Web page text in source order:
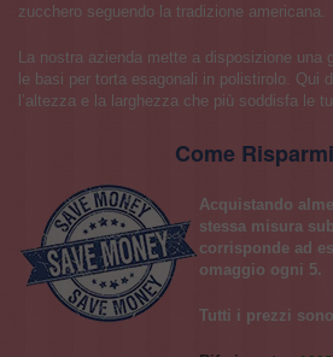
zucchero seguendo la tradizione americana.
La nostra azienda mette a disposizione una
le basi per torta esagonali in polistirolo. Qui
l’altezza e la larghezza che più soddisfa le
Come
Acquistando
stessa misura
corrisponde ad
omaggio ogni 5.
Tutti i prezzi